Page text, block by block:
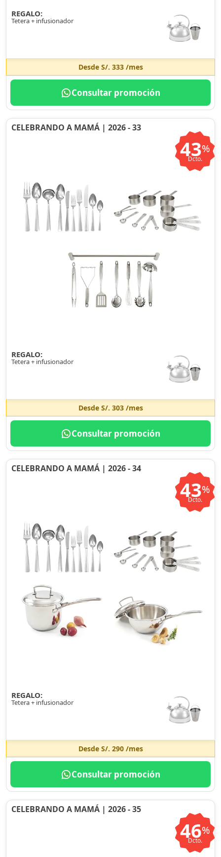
REGALO:
Tetera + infusionador
Desde S/. 333/mes
Consultar promoción
CELEBRANDO A MAMÁ | 2026 - 33
43%
Dcto.
REGALO:
Tetera + infusionador
Desde S/. 303/mes
Consultar promoción
CELEBRANDO A MAMÁ | 2026 - 34
43%
Dcto.
REGALO:
Tetera + infusionador
Desde S/. 290/mes
Consultar promoción
CELEBRANDO A MAMÁ | 2026 - 35
46%
Dcto.